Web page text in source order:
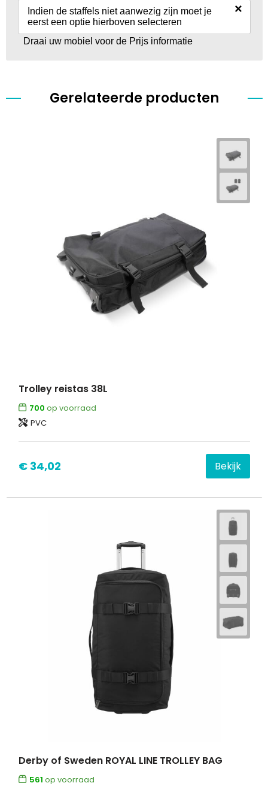
Indien de staffels niet aanwezig zijn moet je
eerst een optie hierboven selecteren
×
Draai uw mobiel voor de Prijs informatie
Gerelateerde producten
Trolley reistas 38L
700 op voorraad
PVC
€ 34,02 Bekijk
Derby of Sweden ROYAL LINE TROLLEY BAG
561 op voorraad